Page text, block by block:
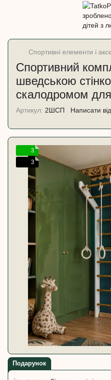
Спортивні елементи і
Спортивний
шведською
скалодромом
Артикул: 2ШСП Написати
3
3
Подарунок